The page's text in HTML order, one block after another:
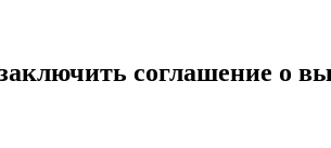
соглашение о